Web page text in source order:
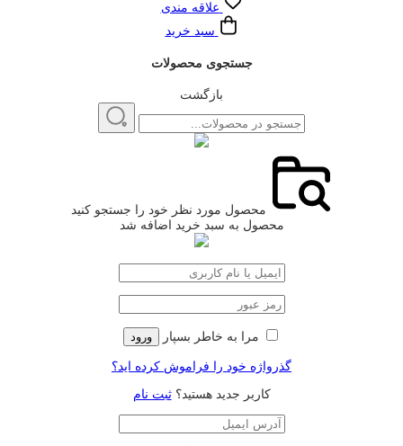
علاقه مندی
سبد خرید
جستجوی محصولات
بازگشت
محصول مورد نظر خود را جستجو کنید
محصول به سبد خرید اضافه شد
مرا به خاطر بسپار ورود
گذرواژه خود را فراموش کرده اید؟
کاربر جدید هستید؟ثبت نام